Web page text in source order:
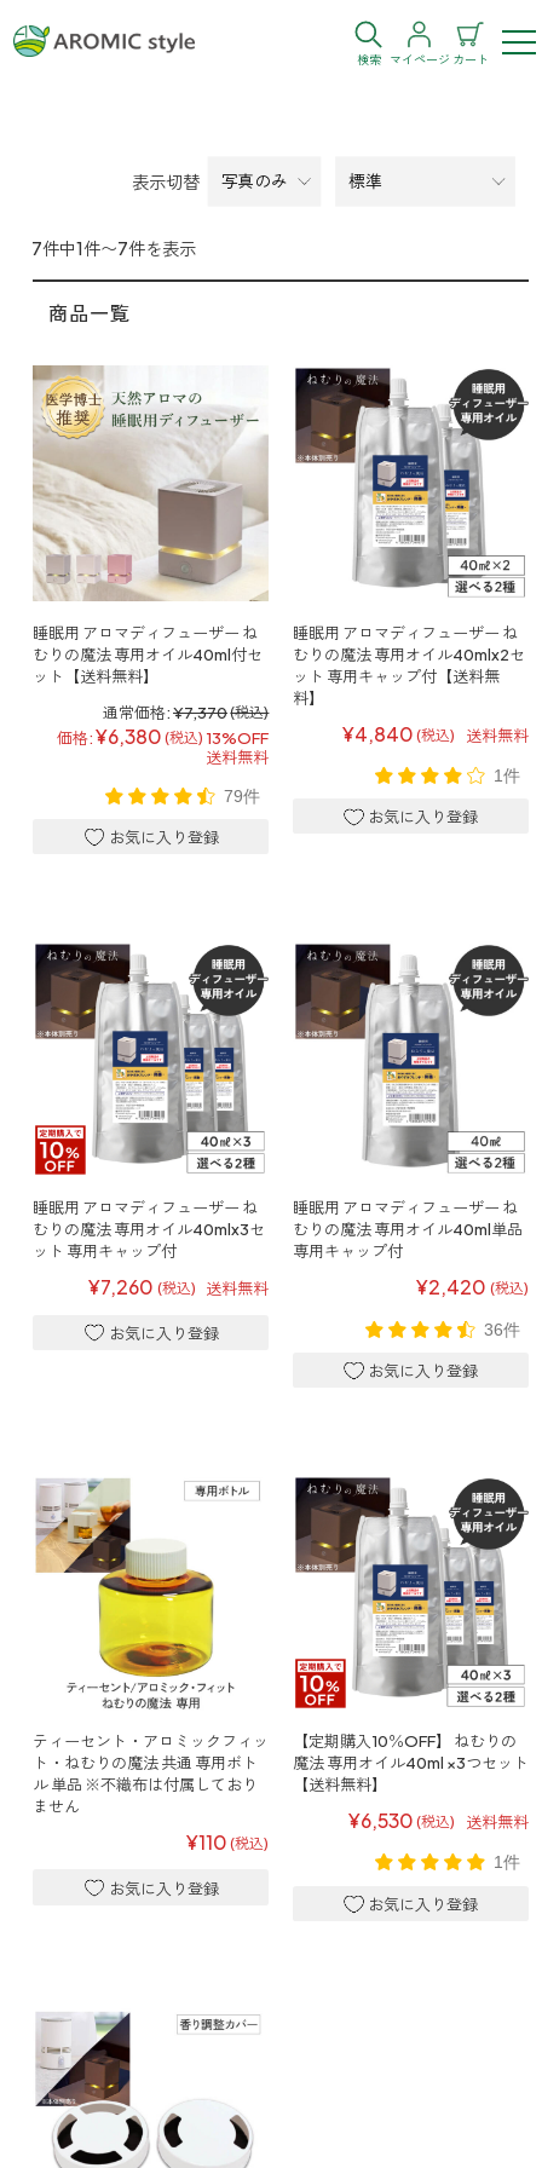
検索 マイページ カート
お部屋・シーン
トイレ空間を快適にしたい
寝室
ぐっすり眠れる空間にしたい
帰宅・来客時も心地よくしたい
リビング
ホッと安らげる空間にしたい
クローゼット
衣類を守り清潔な空間にしたい
キッチン・水まわり
お出かけ・アウトドア
外出先でも快適に過ごしたい
目的・お悩み
消臭
製品タイプ
アロマディフューザー
ティーアロマ
どこでも
アロミック・ハング
トイレ用
ティーセント
どこでも
リードディフューザー
睡眠用
アロミック・フィット
どこでも
アロミック・エアープラス
アロミック・フロー
アロマスプレー
ペパーミント＆ユーカリ
トイレ用
ティーアロマ
衣類・ファブリック用
ファブリックミスト
ラベンダー
ストレケアアロマ-眠り-
眠気対策
スリープブロック
ルーティンアロマ
虫除け
アンチバグプレミアム
アンチダニー
(シトラスミント)
(冷寒)
アロミックデオ
(冷寒)
その他
マスククリップ
次亜塩素酸水ジアケア
商品一覧
ギフト
セール
定期購入サービス
店舗情報
ご利用ガイド
わたしたちについて
採用情報
フランチャイズ募集
お電話でのご注文
0120-201-074
＊長期休業についてはこちら をご確認ください
よくあるご質問、お問い合わせ
表示切替
7件中1件〜7件を表示
商品一覧
睡眠用 アロマディフューザー ね
むりの魔法 専用オイル40ml付セ
ット【送料無料】
通常価格:¥7,370(税込)
価格:¥6,380 (税込) 13%OFF
送料無料
79件
睡眠用 アロマディフューザー ね
むりの魔法 専用オイル40mlx2セ
ット 専用キャップ付【送料無
料】
¥4,840 (税込) 送料無料
1件
睡眠用 アロマディフューザー ね
むりの魔法 専用オイル40mlx3セ
ット 専用キャップ付
¥7,260 (税込) 送料無料
睡眠用 アロマディフューザー ね
むりの魔法 専用オイル40ml単品
専用キャップ付
¥2,420 (税込)
36件
ティーセント・アロミックフィッ
ト・ねむりの魔法 共通 専用ボト
ル 単品 ※不織布は付属しており
ません
¥110 (税込)
【定期購入10％OFF】 ねむりの
魔法 専用オイル40ml ×3つセット
【送料無料】
¥6,530 (税込) 送料無料
1件